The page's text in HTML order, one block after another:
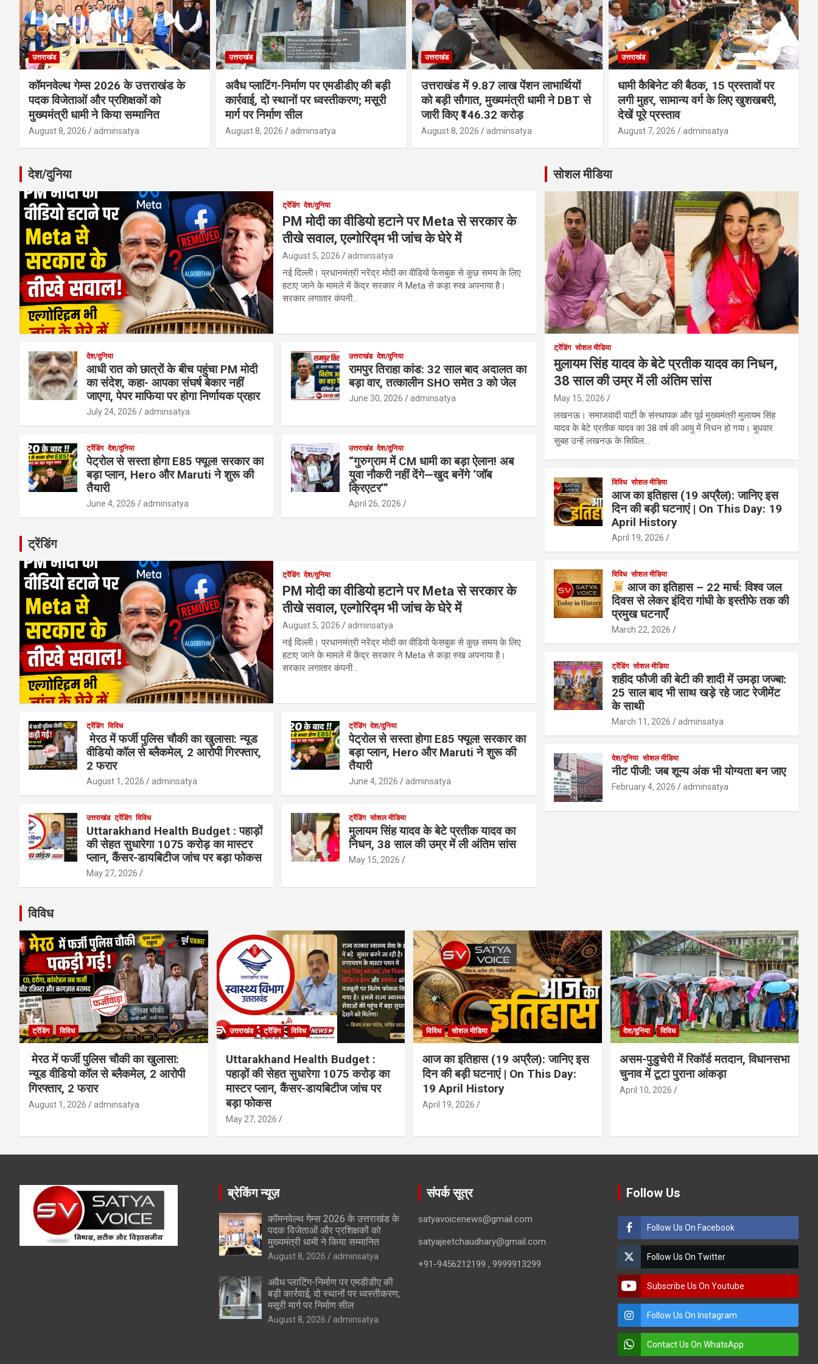
उत्तराखंड
कॉमनवेल्थ गेम्स 2026 के उत्तराखंड के
पदक विजेताओं और प्रशिक्षकों को
मुख्यमंत्री धामी ने किया सम्मानित
August 8, 2026 adminsatya
उत्तराखंड
अवैध प्लाटिंग-निर्माण पर एमडीडीए की बड़ी
कार्रवाई, दो स्थानों पर ध्वस्तीकरण; मसूरी
मार्ग पर निर्माण सील
August 8, 2026 adminsatya
उत्तराखंड
उत्तराखंड में 9.87 लाख पेंशन लाभार्थियों
को बड़ी सौगात, मुख्यमंत्री धामी ने DBT से
जारी किए ₹146.32 करोड़
August 8, 2026 adminsatya
उत्तराखंड
धामी कैबिनेट की बैठक, 15 प्रस्तावों पर
लगी मुहर, सामान्य वर्ग के लिए खुशखबरी,
देखें पूरे प्रस्ताव
August 7, 2026 adminsatya
देश/दुनिया
ट्रेंडिंग देश/दुनिया
PM मोदी का वीडियो हटाने पर Meta से सरकार के
तीखे सवाल, एल्गोरिद्म भी जांच के घेरे में
August 5, 2026 adminsatya
नई दिल्ली। प्रधानमंत्री नरेंद्र मोदी का वीडियो फेसबुक से कुछ समय के लिए
हटाए जाने के मामले में केंद्र सरकार ने Meta से कड़ा रुख अपनाया है।
सरकार लगातार कंपनी…
देश/दुनिया
आधी रात को छात्रों के बीच पहुंचा PM मोदी
का संदेश, कहा- आपका संघर्ष बेकार नहीं
जाएगा, पेपर माफिया पर होगा निर्णायक प्रहार
July 24, 2026 adminsatya
उत्तराखंड देश/दुनिया
रामपुर तिराहा कांड: 32 साल बाद अदालत का
बड़ा वार, तत्कालीन SHO समेत 3 को जेल
June 30, 2026 adminsatya
ट्रेंडिंग देश/दुनिया
पेट्रोल से सस्ता होगा E85 फ्यूल! सरकार का
बड़ा प्लान, Hero और Maruti ने शुरू की
तैयारी
June 4, 2026 adminsatya
उत्तराखंड देश/दुनिया
“गुरुग्राम में CM धामी का बड़ा ऐलान! अब
युवा नौकरी नहीं देंगे—खुद बनेंगे ‘जॉब
क्रिएटर’”
April 26, 2026
ट्रेंडिंग
ट्रेंडिंग देश/दुनिया
PM मोदी का वीडियो हटाने पर Meta से सरकार के
तीखे सवाल, एल्गोरिद्म भी जांच के घेरे में
August 5, 2026 adminsatya
नई दिल्ली। प्रधानमंत्री नरेंद्र मोदी का वीडियो फेसबुक से कुछ समय के लिए
हटाए जाने के मामले में केंद्र सरकार ने Meta से कड़ा रुख अपनाया है।
सरकार लगातार कंपनी…
ट्रेंडिंग विविध
मेरठ में फर्जी पुलिस चौकी का खुलासा: न्यूड
वीडियो कॉल से ब्लैकमेल, 2 आरोपी गिरफ्तार,
2 फरार
August 1, 2026 adminsatya
ट्रेंडिंग देश/दुनिया
पेट्रोल से सस्ता होगा E85 फ्यूल! सरकार का
बड़ा प्लान, Hero और Maruti ने शुरू की
तैयारी
June 4, 2026 adminsatya
उत्तराखंड ट्रेंडिंग विविध
Uttarakhand Health Budget : पहाड़ों
की सेहत सुधारेगा 1075 करोड़ का मास्टर
प्लान, कैंसर-डायबिटीज जांच पर बड़ा फोकस
May 27, 2026
ट्रेंडिंग सोशल मीडिया
मुलायम सिंह यादव के बेटे प्रतीक यादव का
निधन, 38 साल की उम्र में ली अंतिम सांस
May 15, 2026
सोशल मीडिया
ट्रेंडिंग सोशल मीडिया
मुलायम सिंह यादव के बेटे प्रतीक यादव का निधन,
38 साल की उम्र में ली अंतिम सांस
May 15, 2026
लखनऊ। समाजवादी पार्टी के संस्थापक और पूर्व मुख्यमंत्री मुलायम सिंह
यादव के बेटे प्रतीक यादव का 38 वर्ष की आयु में निधन हो गया। बुधवार
सुबह उन्हें लखनऊ के सिविल…
विविध सोशल मीडिया
आज का इतिहास (19 अप्रैल): जानिए इस
दिन की बड़ी घटनाएं | On This Day: 19
April History
April 19, 2026
विविध सोशल मीडिया
आज का इतिहास – 22 मार्च: विश्व जल
दिवस से लेकर इंदिरा गांधी के इस्तीफे तक की
प्रमुख घटनाएँ
March 22, 2026
ट्रेंडिंग सोशल मीडिया
शहीद फौजी की बेटी की शादी में उमड़ा जज्बा:
25 साल बाद भी साथ खड़े रहे जाट रेजीमेंट
के साथी
March 11, 2026 adminsatya
देश/दुनिया सोशल मीडिया
नीट पीजी: जब शून्य अंक भी योग्यता बन जाए
February 4, 2026 adminsatya
विविध
ट्रेंडिंग विविध
मेरठ में फर्जी पुलिस चौकी का खुलासा:
न्यूड वीडियो कॉल से ब्लैकमेल, 2 आरोपी
गिरफ्तार, 2 फरार
August 1, 2026 adminsatya
उत्तराखंड ट्रेंडिंग विविध
Uttarakhand Health Budget :
पहाड़ों की सेहत सुधारेगा 1075 करोड़ का
मास्टर प्लान, कैंसर-डायबिटीज जांच पर
बड़ा फोकस
May 27, 2026
विविध सोशल मीडिया
आज का इतिहास (19 अप्रैल): जानिए इस
दिन की बड़ी घटनाएं | On This Day:
19 April History
April 19, 2026
देश/दुनिया विविध
असम-पुडुचेरी में रिकॉर्ड मतदान, विधानसभा
चुनाव में टूटा पुराना आंकड़ा
April 10, 2026
ब्रेकिंग न्यूज़
कॉमनवेल्थ गेम्स 2026 के उत्तराखंड के
पदक विजेताओं और प्रशिक्षकों को
मुख्यमंत्री धामी ने किया सम्मानित
August 8, 2026 adminsatya
अवैध प्लाटिंग-निर्माण पर एमडीडीए की
बड़ी कार्रवाई, दो स्थानों पर ध्वस्तीकरण;
मसूरी मार्ग पर निर्माण सील
August 8, 2026 adminsatya
संपर्क सूत्र
satyavoicenews@gmail.com
satyajeetchaudhary@gmail.com
+91-9456212199 , 9999913299
Follow Us
Follow Us On Facebook
Follow Us On Twitter
Subscribe Us On Youtube
Follow Us On Instagram
Contact Us On WhatsApp